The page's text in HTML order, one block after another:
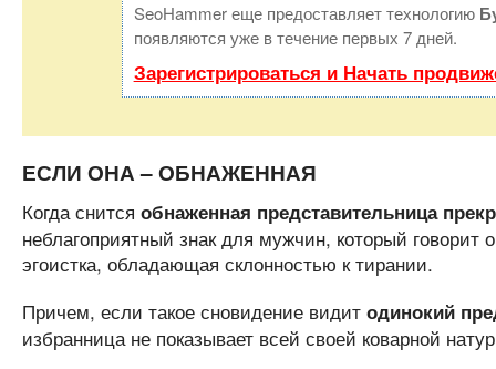
SeoHammer еще предоставляет технологию
появляются уже в течение первых 7 дней.
Зарегистрироваться и Начать
ЕСЛИ ОНА – ОБНАЖЕННАЯ
Когда снится обнаженная представительница
неблагоприятный знак для мужчин, который
эгоистка, обладающая склонностью к тирании.
Причем, если такое сновидение видит одинокий
избранница не показывает всей своей коварной